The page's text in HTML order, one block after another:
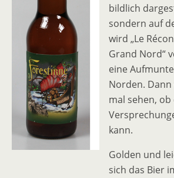
bildlich
sondern auf
wird „Le
Grand Nord“
eine
Norden.
mal sehen,
kann.
Golden und
sich das Bier